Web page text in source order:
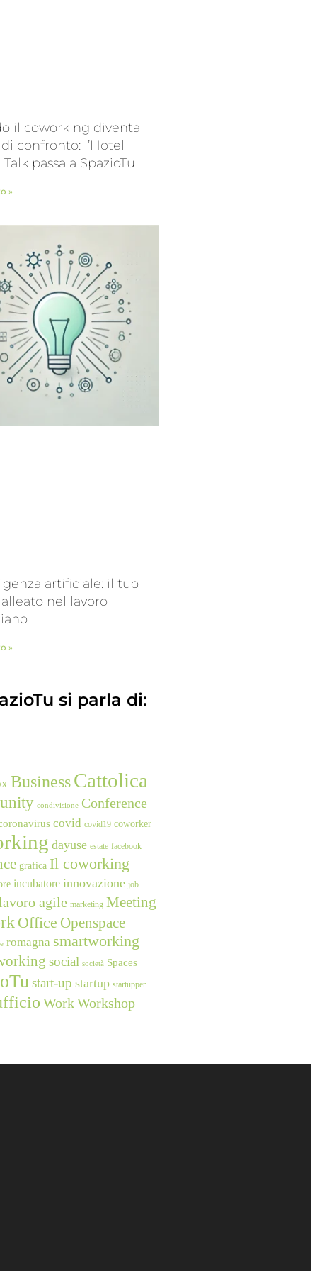
il coworking diventa
confronto: l’Hotel
passa a SpazioTu
»
artificiale: il tuo
nel lavoro
»
si parla di:
BusinessCattolica
condivisione Conference
covid covid19 coworker
dayuse estate facebook
grafica Il coworking
incubatore innovazione job
agile marketing Meeting
Office Openspace
romagna smartworking
social società Spaces
start-up startup startupper
WorkWorkshop